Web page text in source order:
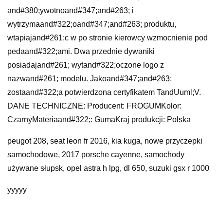
and#380;ywotnoand#347;and#263; i
wytrzymaand#322;oand#347;and#263; produktu,
wtapiajand#261;c w po stronie kierowcy wzmocnienie pod
pedaand#322;ami. Dwa przednie dywaniki
posiadajand#261; wytand#322;oczone logo z
nazwand#261; modelu. Jakoand#347;and#263;
zostaand#322;a potwierdzona certyfikatem TandUuml;V.
DANE TECHNICZNE: Producent: FROGUMKolor:
CzarnyMateriaand#322;: GumaKraj produkcji: Polska
peugot 208, seat leon fr 2016, kia kuga, nowe przyczepki
samochodowe, 2017 porsche cayenne, samochody
używane słupsk, opel astra h lpg, dl 650, suzuki gsx r 1000
yyyyy